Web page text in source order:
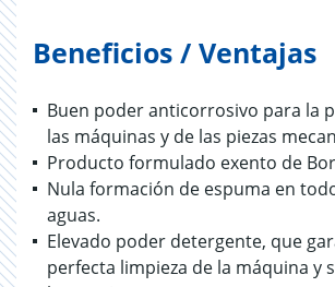
Beneficios / Ventajas
Buen poder anticorrosivo para la
las máquinas y de las piezas
Producto formulado exento de
Nula formación de espuma en
aguas.
Elevado poder detergente, que
perfecta limpieza de la máquina y